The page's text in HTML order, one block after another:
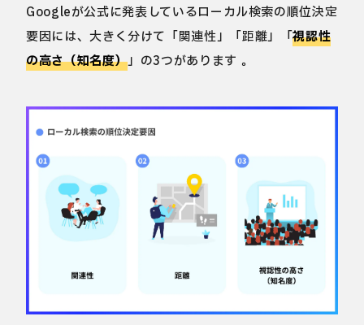
Googleが公式に発表しているローカル検索の順位決定
要因には、大きく分けて「関連性」「距離」「視認性
の高さ（知名度）」の3つがあります 。